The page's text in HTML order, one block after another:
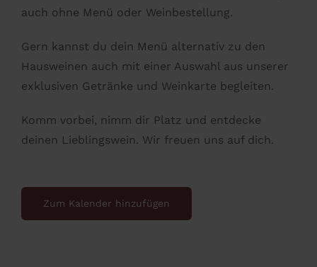
auch ohne Menü oder Weinbestellung.
Gern kannst du dein Menü alternativ zu den
Hausweinen auch mit einer Auswahl aus unserer
exklusiven Getränke und Weinkarte begleiten.
Komm vorbei, nimm dir Platz und entdecke
deinen Lieblingswein. Wir freuen uns auf dich.
Zum Kalender hinzufügen